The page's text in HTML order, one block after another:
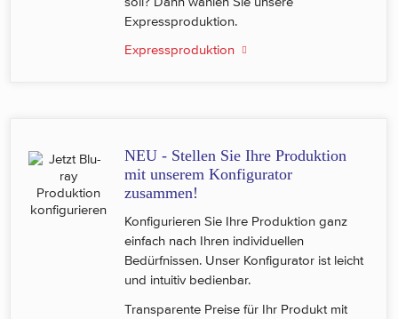
Expressproduktion.
Expressproduktion
NEU - Stellen Sie Ihre Produktion
mit unserem Konfigurator
zusammen!
Konfigurieren Sie Ihre Produktion ganz
einfach nach Ihren individuellen
Bedürfnissen. Unser Konfigurator ist leicht
und intuitiv bedienbar.
Transparente Preise für Ihr Produkt mit